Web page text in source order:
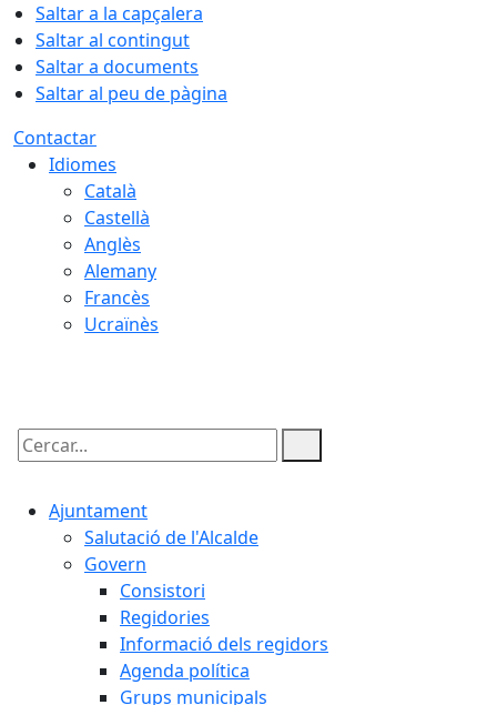
Saltar a la capçalera
Saltar al contingut
Saltar a documents
Saltar al peu de pàgina
Contactar
Idiomes
Català
Castellà
Anglès
Alemany
Francès
Ucraïnès
Cercar:
Ajuntament
Salutació de l'Alcalde
Govern
Consistori
Regidories
Informació dels regidors
Agenda política
Grups municipals